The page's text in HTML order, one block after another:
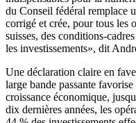
du Conseil fédéral remplace
corrigé et crée, pour tous les
suisses, des conditions-
les investissements», dit
Une déclaration claire en
large bande passante
croissance économique,
dix dernières années, les